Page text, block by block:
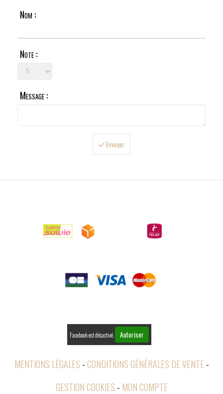
Nom :
Note :
Message :
Envoyer
Facebook est désactivé. Autoriser
MENTIONS LÉGALES CONDITIONS GÉNÉRALES DE VENTE
GESTION COOKIES
MON COMPTE